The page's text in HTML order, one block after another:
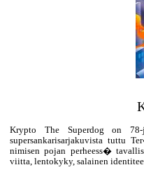
Krypto The Superdog on 78-
supersankarisarjakuvista tuttu
nimisen pojan perheess�
viitta, lentokyky, salainen